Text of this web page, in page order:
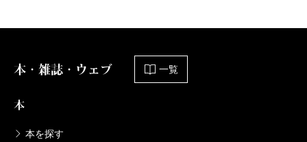
本・雑誌・ウェブ 一覧
本
本を探す